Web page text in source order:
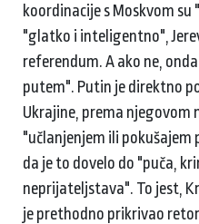
koordinacije s Moskvom
"glatko i inteligentno",
referendum. A ako ne,
putem". Putin je direktno
Ukrajine, prema njegovom
"učlanjenjem ili pokušajem
da je to dovelo do "puča,
neprijateljstava". To jest,
je prethodno prikrivao